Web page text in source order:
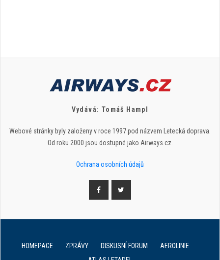
Vydává: Tomáš Hampl
Webové stránky byly založeny v roce 1997 pod názvem Letecká doprava.
Od roku 2000 jsou dostupné jako Airways.cz.
Ochrana osobních údajů
HOMEPAGE ZPRÁVY DISKUSNÍ FORUM
AEROLINIE